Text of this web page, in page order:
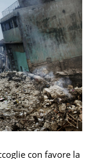
con favore la